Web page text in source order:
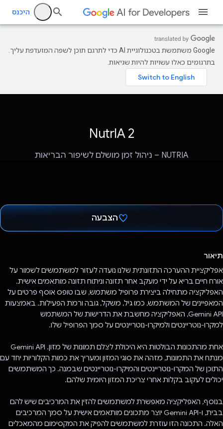
היכנס
‫Google משתמשת בטכנולוגיית AI כדי לתרגם תוכן לשפה המועדפת עליך.
בתרגומים כאלו עשויות להיות שגיאות.
NutrIA 2
NUTRIA – ניהול זמן מושלם לשיפור הבריאות
הצבעה
תיאור
אפליקציית ההערכה התזונתית שלנו נועדה לעזור למשתמשים לשמור על
אורח חיים בריא על ידי מעקב אחר תזונה וניתוח תזונה מותאמים אישית.
האפליקציה מתחילה ביצירת פרופיל משתמש, שבו טופס אוסף פרטים על
המאפיינים של המשתמש, כמו גיל, משקל, גובה ורמת הפעילות. באמצעות
Gemini API, האפליקציה מחשבת את הדרישות של המשתמש
למקרו-נוטריינטים ולמיקרו-נוטריינטים על סמך הפרופיל שלו.
אחת מהתכונות הבולטות היא היכולת לצלם תמונות של מזון. Gemini API
מנתח את התמונות, מזהה את סוגי המזון ומעריך את כמות הקלוריות יחד עם
התוכן של המקרו-נוטריינטים והמיקרו-נוטריינטים שבמנה. כך המשתמשים
יכולים לעקוב בקלות אחרי צריכת המזון היומית שלהם.
בנוסף, האפליקציה מאפשרת למשתמשים להזין את המרכיבים שיש להם
בבית, ו-Gemini API יוצר מתכונים מותאמים אישית על סמך המרכיבים
האלה. התכונה הזו עוזרת למשתמשים להפיק את המקסימום מהמאכלים